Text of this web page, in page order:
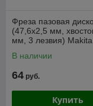
Фреза пазовая
(47,6х2,5 мм,
мм, 3 лезвия)
В наличии
64 руб.
Купить